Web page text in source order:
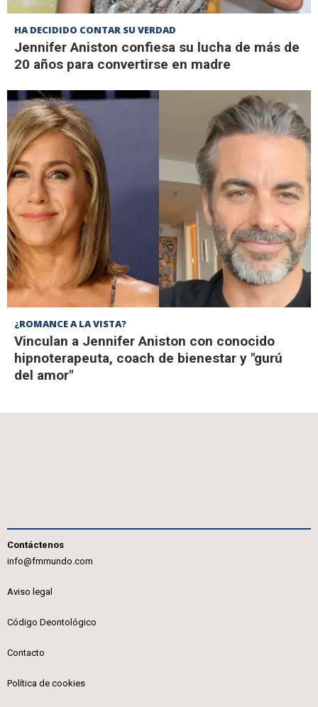
HA DECIDIDO CONTAR SU VERDAD
Jennifer Aniston confiesa su lucha de más de
20 años para convertirse en madre
¿ROMANCE A LA VISTA?
Vinculan a Jennifer Aniston con conocido
hipnoterapeuta, coach de bienestar y "gurú
del amor"
Contáctenos
info@fmmundo.com
Aviso legal
Código Deontológico
Contacto
Política de cookies